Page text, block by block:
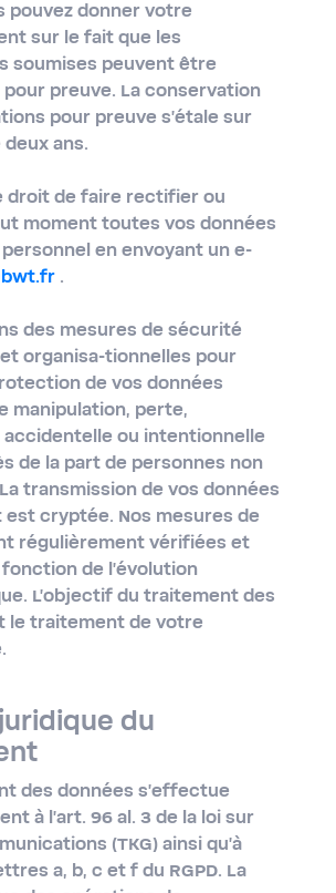
pouvez donner votre
sur le fait que les
soumises peuvent être
preuve. La conservation
pour preuve s’étale sur
ans.
droit de faire rectifier ou
moment toutes vos données
en envoyant un e-
.
des mesures de sécurité
organisa-tionnelles pour
de vos données
manipulation, perte,
ou intentionnelle
de la part de personnes non
transmission de vos données
cryptée. Nos mesures de
régulièrement vérifiées et
de l'évolution
L'objectif du traitement des
le traitement de votre
du
des données s'effectue
à l'art. 96 al. 3 de la loi sur
(TKG) ainsi qu'à
a, b, c et f du RGPD. La